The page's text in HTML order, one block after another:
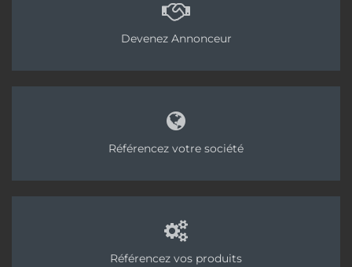
Non, je ne pense pas. Aujourd’hui, l’évolution
but est de réduire le nombre de références pour
permettre aux négoces de gagner de la place, et à
nos clients de gagner en lisibilité. L’idée est d’avoir
des produits polyvalents et quelques produits très
spécifiques. Dans le même temps, nous
développons notre gamme d’accessoires, afin de
mentionner par exemple la bande de rive Knauf
Perimousse Universel, compatible avec toutes les
Devenez Annonceur
Référencez votre société
Référencez vos produits